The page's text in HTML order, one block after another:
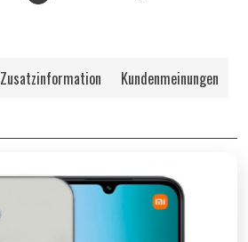
Zusatzinformation
Kundenmeinungen